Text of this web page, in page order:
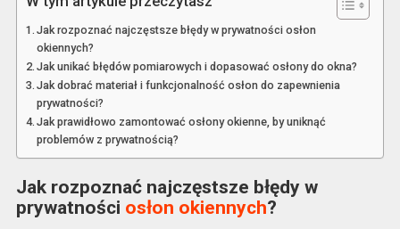
Jak rozpoznać najczęstsze błędy w prywatności osłon
okiennych?
Jak unikać błędów pomiarowych i dopasować osłony do okna?
Jak dobrać materiał i funkcjonalność osłon do zapewnienia
prywatności?
Jak prawidłowo zamontować osłony okienne, by uniknąć
problemów z prywatnością?
Jak rozpoznać najczęstsze błędy w
prywatności osłon okiennych?